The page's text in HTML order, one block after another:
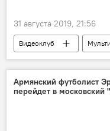
31 августа 2019, 21:56
Видеоклуб
школа
Армянский футболист
перейдет в московский